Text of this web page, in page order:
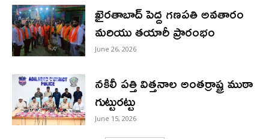
ఖైరతాబాద్ పెద్ద గణపతి అవతారం
మరియు తయారీ ప్రారంభం
June 26, 2026
నకిలీ పత్తి విత్తనాల అంతర్రాష్ట్ర ముఠా
గుట్టురట్టు
June 15, 2026